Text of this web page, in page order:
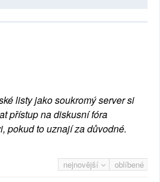
listy jako soukromý server si
přístup na diskusní fóra
pokud to uznají za důvodné.
nejnovější oblíbené